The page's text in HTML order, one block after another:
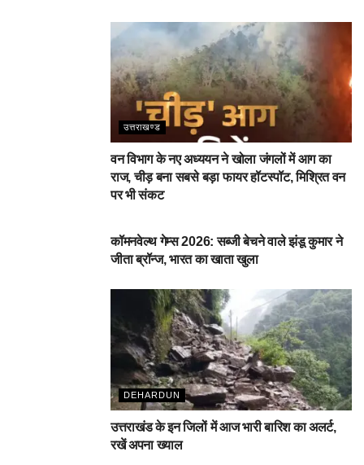
उत्तराखण्ड
वन विभाग के नए अध्ययन ने खोला जंगलों में आग का
राज, चीड़ बना सबसे बड़ा फायर हॉटस्पॉट, मिश्रित वन
पर भी संकट
कॉमनवेल्थ गेम्स 2026: सब्जी बेचने वाले झंडू कुमार ने
जीता ब्रॉन्ज, भारत का खाता खुला
DEHARDUN
उत्तराखंड के इन जिलों में आज भारी बारिश का अलर्ट,
रखें अपना ख्याल